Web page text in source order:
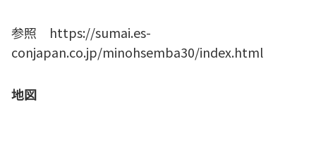
参照 https://sumai.es-
conjapan.co.jp/minohsemba30/index.html
地図